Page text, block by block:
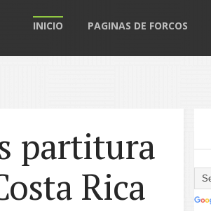
INICIO PAGINAS DE FORCOS
partitura
Rica